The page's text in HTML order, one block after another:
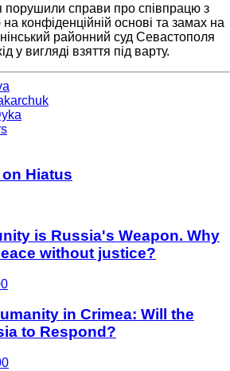
порушили справи про співпрацю з
конфіденційній основі та замах на
районний суд Севастополя
у вигляді взяття під варту.
Hiatus
is Russia's Weapon. Why
without justice?
in Crimea: Will the
to Respond?